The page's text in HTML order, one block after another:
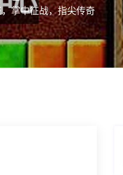
掌中征战，指尖传奇